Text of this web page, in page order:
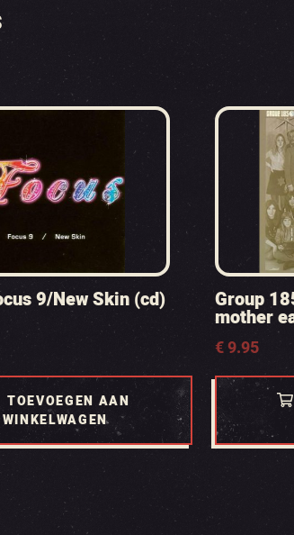
9/New Skin (cd)
TOEVOEGEN AAN
WINKELWAGEN
Group
mother
€9.95